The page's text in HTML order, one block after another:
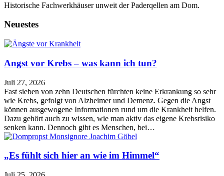
Historische Fachwerkhäuser unweit der Paderqellen am Dom.
Neuestes
Angst vor Krebs – was kann ich tun?
Juli 27, 2026
Fast sieben von zehn Deutschen fürchten keine Erkrankung so sehr
wie Krebs, gefolgt von Alzheimer und Demenz. Gegen die Angst
können ausgewogene Informationen rund um die Krankheit helfen.
Dazu gehört auch zu wissen, wie man aktiv das eigene Krebsrisiko
senken kann. Dennoch gibt es Menschen, bei…
„Es fühlt sich hier an wie im Himmel“